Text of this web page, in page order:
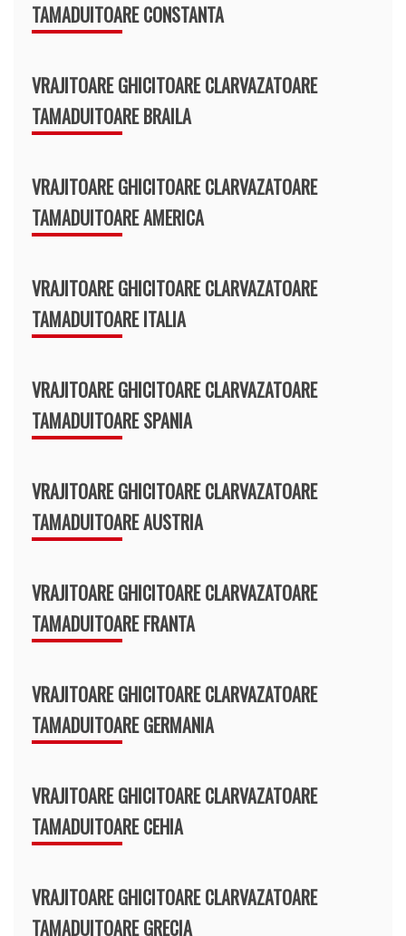
TAMADUITOARE CONSTANTA
VRAJITOARE GHICITOARE CLARVAZATOARE
TAMADUITOARE BRAILA
VRAJITOARE GHICITOARE CLARVAZATOARE
TAMADUITOARE AMERICA
VRAJITOARE GHICITOARE CLARVAZATOARE
TAMADUITOARE ITALIA
VRAJITOARE GHICITOARE CLARVAZATOARE
TAMADUITOARE SPANIA
VRAJITOARE GHICITOARE CLARVAZATOARE
TAMADUITOARE AUSTRIA
VRAJITOARE GHICITOARE CLARVAZATOARE
TAMADUITOARE FRANTA
VRAJITOARE GHICITOARE CLARVAZATOARE
TAMADUITOARE GERMANIA
VRAJITOARE GHICITOARE CLARVAZATOARE
TAMADUITOARE CEHIA
VRAJITOARE GHICITOARE CLARVAZATOARE
TAMADUITOARE GRECIA